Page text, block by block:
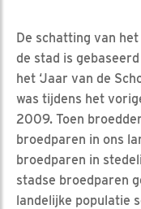
De schatting van
de stad is
het ‘Jaar van de
was tijdens het
2009. Toen
broedparen in ons
broedparen in
stadse broedparen
landelijke populatie